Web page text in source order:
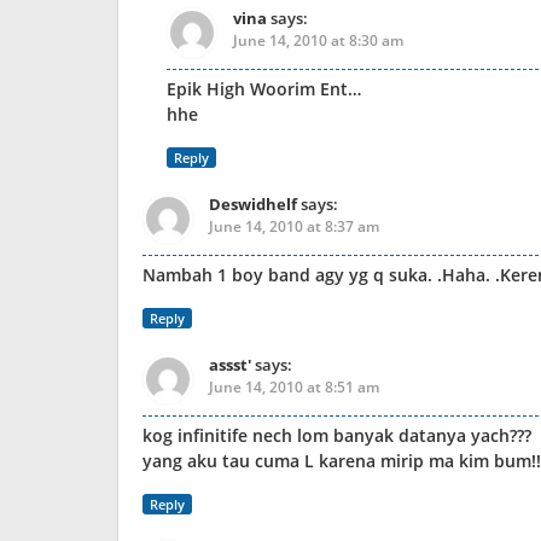
vina says:
June 14, 2010 at 8:30 am
Epik High Woorim Ent…
hhe
Reply
Deswidhelfsays:
June 14, 2010 at 8:37 am
Nambah 1 boy band agy yg q suka. .Haha.
Reply
assst'says:
June 14, 2010 at 8:51 am
kog infinitife nech lom banyak datanya yach???
yang aku tau cuma L karena mirip ma kim bum!!
Reply